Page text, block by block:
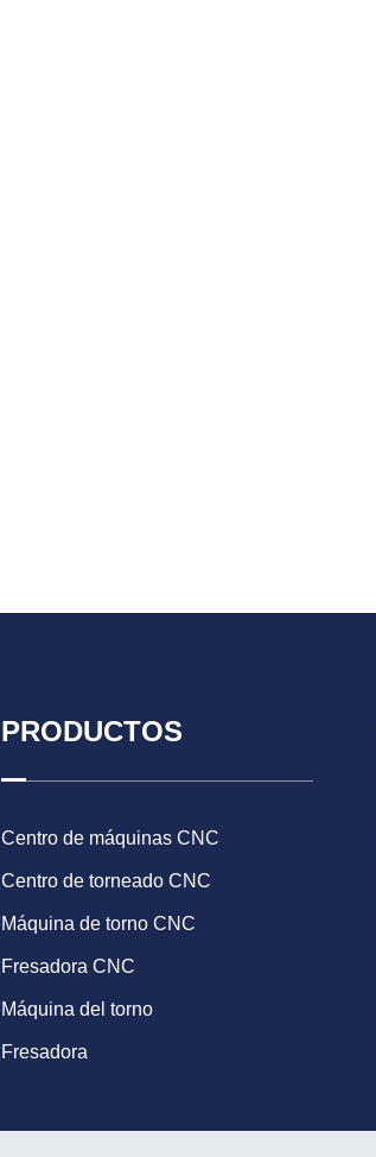
PRODUCTOS
Centro de máquinas CNC
Centro de torneado CNC
Máquina de torno CNC
Fresadora CNC
Máquina del torno
Fresadora